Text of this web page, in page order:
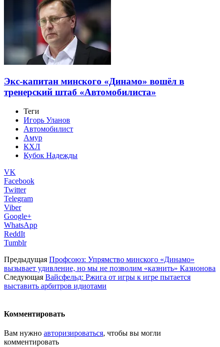
Экс-капитан минского «Динамо» вошёл в
тренерский штаб «Автомобилиста»
Теги
Игорь Уланов
Автомобилист
Амур
КХЛ
Кубок Надежды
VK
Facebook
Twitter
Telegram
Viber
Google+
WhatsApp
ReddIt
Tumblr
Предыдущая Профсоюз: Упрямство минского «Динамо»
вызывает удивление, но мы не позволим «казнить» Казионова
Следующая Вайсфельд: Ржига от игры к игре пытается
выставить арбитров идиотами
Комментировать
Вам нужно авторизироваться, чтобы вы могли
комментировать